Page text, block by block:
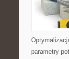
parametry